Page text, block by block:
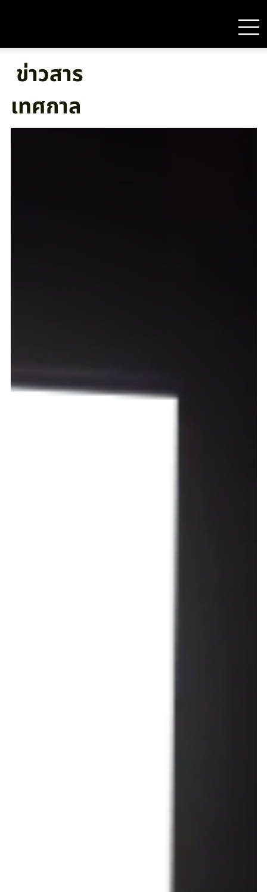
ข่าวสาร
เทศกาล